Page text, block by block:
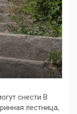
снести В
лестница,